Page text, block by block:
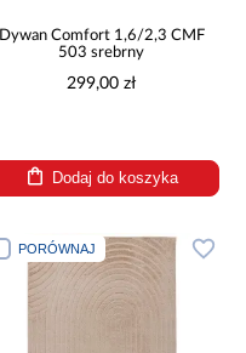
Dywan Comfort 1,6/2,3 CMF
503 srebrny
299,00 zł
Dodaj do koszyka
PORÓWNAJ